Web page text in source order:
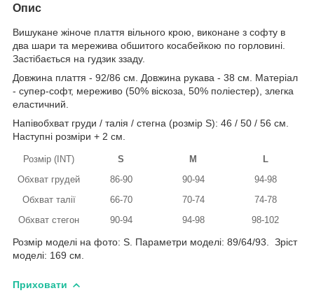
Опис
Вишукане жіноче плаття вільного крою, виконане з софту в
два шари та мережива обшитого косабейкою по горловині.
Застібається на гудзик ззаду.
Довжина плаття - 92/86 см. Довжина рукава - 38 см. Матеріал
- супер-софт, мереживо (50% віскоза, 50% поліестер), злегка
еластичний.
Напівобхват груди / талія / стегна (розмір S): 46 / 50 / 56 см.
Наступні розміри + 2 см.
Розмір (INT) S M
L
Обхват грудей
86-90 90-94
94-98
Обхват талії
66-70 70-74
74-78
Обхват стегон
90-94 94-98 98-102
Розмір моделі на фото: S. Параметри моделі: 89/64/93. Зріст
моделі: 169 см.
Приховати